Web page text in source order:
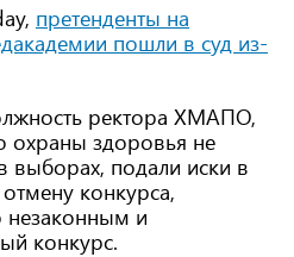
претенденты на
пошли в суд из-
ректора ХМАПО,
охраны здоровья не
выборах, подали иски в
конкурса,
незаконным и
конкурс.